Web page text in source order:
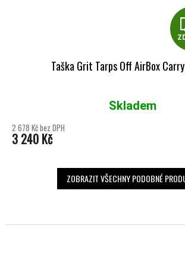
Taška Grit Tarps Off AirBox
Průměrné hodnocení produktu je 5,0 z 5
Skladem
2 678 Kč bez DPH
3 240 Kč
ZOBRAZIT VŠECHNY PODOBNÉ